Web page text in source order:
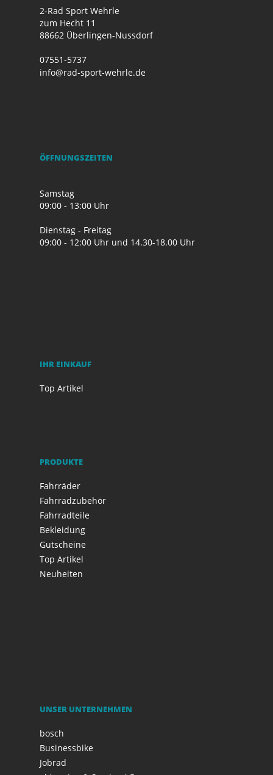
2-Rad Sport Wehrle
zum Hecht 11
88662 Überlingen-Nussdorf
07551-5737
info@rad-sport-wehrle.de
ÖFFNUNGSZEITEN
Samstag
09:00 - 13:00 Uhr
Dienstag - Freitag
09:00 - 12:00 Uhr und 14.30-18.00 Uhr
IHR EINKAUF
Top Artikel
PRODUKTE
Fahrräder
Fahrradzubehör
Fahrradteile
Bekleidung
Gutscheine
Top Artikel
Neuheiten
UNSER UNTERNEHMEN
bosch
Businessbike
Jobrad